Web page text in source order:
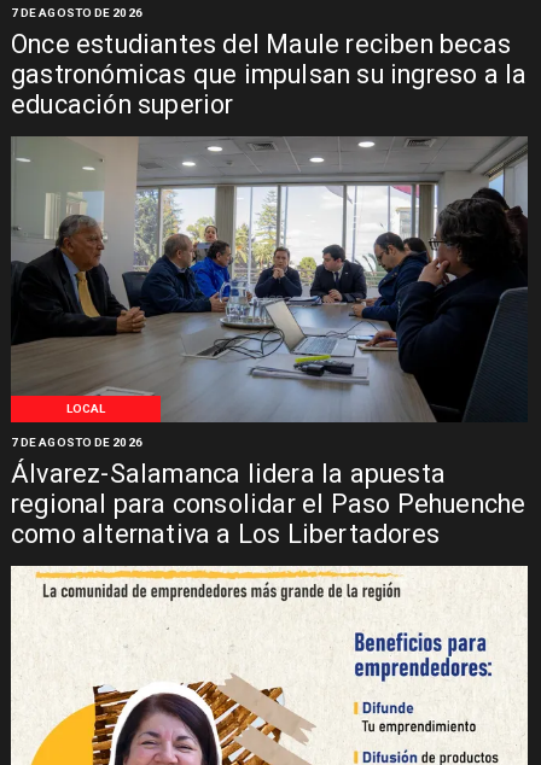
Once estudiantes del Maule reciben becas
gastronómicas que impulsan su ingreso a la
educación superior
7 DE AGOSTO DE 2026
LOCAL
Álvarez-Salamanca lidera la apuesta
regional para consolidar el Paso Pehuenche
como alternativa a Los Libertadores
7 DE AGOSTO DE 2026